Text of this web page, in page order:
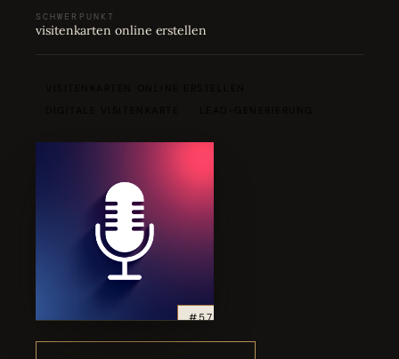
SCHWERPUNKT
visitenkarten online erstellen
#57